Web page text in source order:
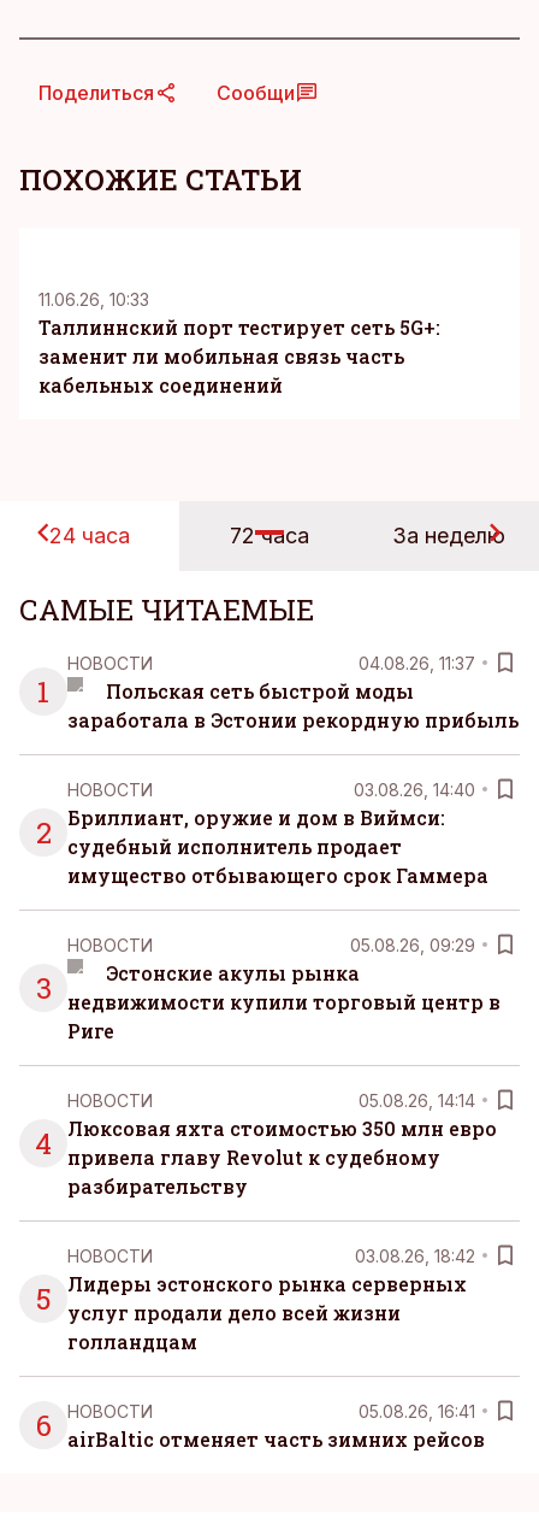
Поделиться Сообщи
ПОХОЖИЕ СТАТЬИ
11.06.26, 10:33
Таллиннский порт тестирует сеть 5G+:
заменит ли мобильная связь часть
кабельных соединений
24 часа 72 часа За неделю
САМЫЕ ЧИТАЕМЫЕ
1
НОВОСТИ 04.08.26, 11:37
Польская сеть быстрой моды
заработала в Эстонии рекордную прибыль
2
НОВОСТИ 03.08.26, 14:40
Бриллиант, оружие и дом в Виймси:
судебный исполнитель продает
имущество отбывающего срок Гаммера
3
НОВОСТИ 05.08.26, 09:29
Эстонские акулы рынка
недвижимости купили торговый центр в
Риге
4
НОВОСТИ 05.08.26, 14:14
Люксовая яхта стоимостью 350 млн евро
привела главу Revolut к судебному
разбирательству
5
НОВОСТИ 03.08.26, 18:42
Лидеры эстонского рынка серверных
услуг продали дело всей жизни
голландцам
6 НОВОСТИ 05.08.26, 16:41
airBaltic отменяет часть зимних рейсов